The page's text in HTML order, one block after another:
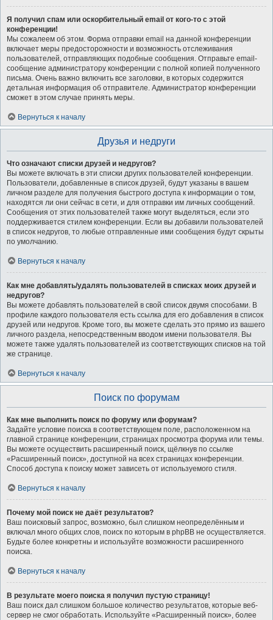
Я получил спам или оскорбительный email от кого-то с этой
конференции!
Мы сожалеем об этом. Форма отправки email на данной конференции
включает меры предосторожности и возможность отслеживания
пользователей, отправляющих подобные сообщения. Отправьте email-
сообщение администратору конференции с полной копией полученного
письма. Очень важно включить все заголовки, в которых содержится
детальная информация об отправителе. Администратор конференции
сможет в этом случае принять меры.
Вернуться к началу
Друзья и недруги
Что означают списки друзей и недругов?
Вы можете включать в эти списки других пользователей конференции.
Пользователи, добавленные в список друзей, будут указаны в вашем
личном разделе для получения быстрого доступа к информации о том,
находятся ли они сейчас в сети, и для отправки им личных сообщений.
Сообщения от этих пользователей также могут выделяться, если это
поддерживается стилем конференции. Если вы добавили пользователей
в список недругов, то любые отправленные ими сообщения будут скрыты
по умолчанию.
Вернуться к началу
Как мне добавлять/удалять пользователей в списках моих друзей и
недругов?
Вы можете добавлять пользователей в свой список двумя способами. В
профиле каждого пользователя есть ссылка для его добавления в список
друзей или недругов. Кроме того, вы можете сделать это прямо из вашего
личного раздела, непосредственным вводом имени пользователя. Вы
можете также удалять пользователей из соответствующих списков на той
же странице.
Вернуться к началу
Поиск по форумам
Как мне выполнить поиск по форуму или форумам?
Задайте условие поиска в соответствующем поле, расположенном на
главной странице конференции, страницах просмотра форума или темы.
Вы можете осуществить расширенный поиск, щёлкнув по ссылке
«Расширенный поиск», доступной на всех страницах конференции.
Способ доступа к поиску может зависеть от используемого стиля.
Вернуться к началу
Почему мой поиск не даёт результатов?
Ваш поисковый запрос, возможно, был слишком неопределённым и
включал много общих слов, поиск по которым в phpBB не осуществляется.
Будьте более конкретны и используйте возможности расширенного
поиска.
Вернуться к началу
В результате моего поиска я получил пустую страницу!
Ваш поиск дал слишком большое количество результатов, которые веб-
сервер не смог обработать. Используйте «Расширенный поиск», более